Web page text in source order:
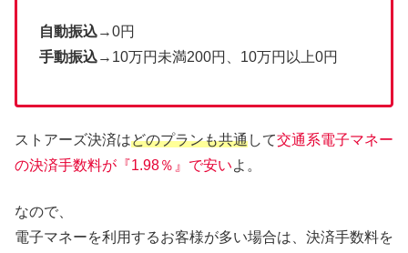
自動振込→0円
手動振込→10万円未満200円、10万円以上0円
ストアーズ決済はどのプランも共通して交通系電子マネー
の決済手数料が『1.98％』で安いよ。
なので、
電子マネーを利用するお客様が多い場合は、決済手数料を